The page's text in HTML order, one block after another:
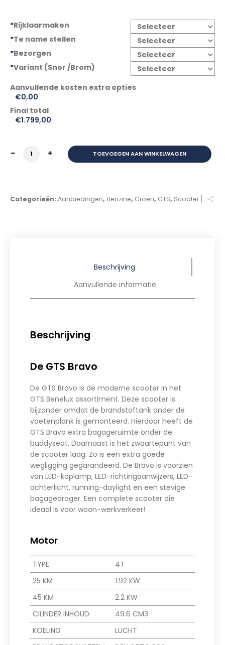
€1.999,00.
€1.799,00.
*Rijklaarmaken
*Te name stellen
*Bezorgen
*Variant (Snor /Brom)
€0,00
Final total
€1.799,00
GTS BRAVO MAT DARK OLIVE GREEN/GOLD aantal
TOEVOEGEN AAN WINKELWAGEN
Categorieën: Aanbiedingen, Benzine, Groen, GTS, Scooter
Beschrijving
Aanvullende informatie
Beschrijving
De GTS Bravo
De GTS Bravo is de moderne scooter in het
GTS Benelux assortiment. Deze scooter is
bijzonder omdat de brandstoftank onder de
voetenplank is gemonteerd. Hierdoor heeft de
GTS Bravo extra bagageruimte onder de
buddyseat. Daarnaast is het zwaartepunt van
de scooter laag. Zo is een extra goede
wegligging gegarandeerd. De Bravo is voorzien
van LED-koplamp, LED-richtingaanwijzers, LED-
achterlicht, running-daylight en een stevige
bagagedrager. Een complete scooter die
ideaal is voor woon-werkverkeer!
Motor
TYPE
4T
25 KM
1.92 KW
45 KM
2.2 KW
CILINDER INHOUD
49.6 CM3
KOELING
LUCHT